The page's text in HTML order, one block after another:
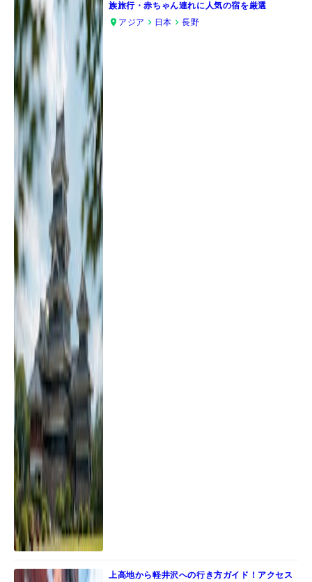
族旅行・赤ちゃん連れに人気の宿を厳選
アジア
日本 長野
上高地から軽井沢への行き方ガイド！アクセス